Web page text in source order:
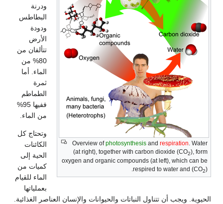
Overview ofphotosynthesis and respiration. Water
(at right), together with carbon dioxide (CO2), form
oxygen and organic compounds (at left), which can be
respired to water and (CO2).
ودرنة
البطاطس
ودودة
الأرض
تتألفان من
80% من
الماء. أما
ثمرة
الطماطم
ففيها 95%
من الماء.
وتحتاج كل
الكائنات
الحية إلى
كميات من
الماء للقيام
بعملياتها
الحيوية. ويجب أن تتناول النباتات والحيوانات والإنسان العناصر الغذائية.